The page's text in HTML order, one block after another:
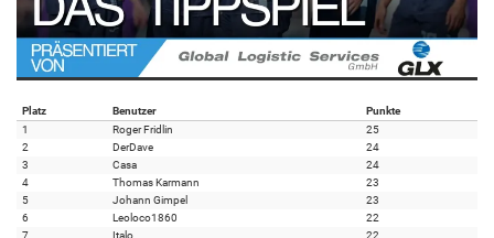
Platz Benutzer
Punkte
1
Roger Fridlin
25
2
DerDave
24
3
Casa
24
4
Thomas Karmann
23
5
Johann Gimpel
23
6
Leoloco1860
22